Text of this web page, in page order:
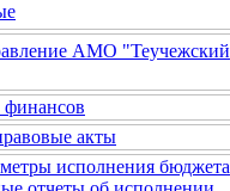
АМО "Теучежский
акты
исполнения бюджета